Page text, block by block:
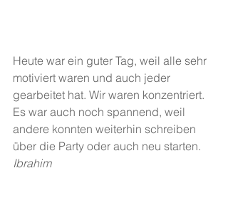
Heute war ein guter Tag, weil alle sehr
motiviert waren und auch jeder
gearbeitet hat. Wir waren konzentriert.
Es war auch noch spannend, weil
andere konnten weiterhin schreiben
über die Party oder auch neu starten.
Ibrahim